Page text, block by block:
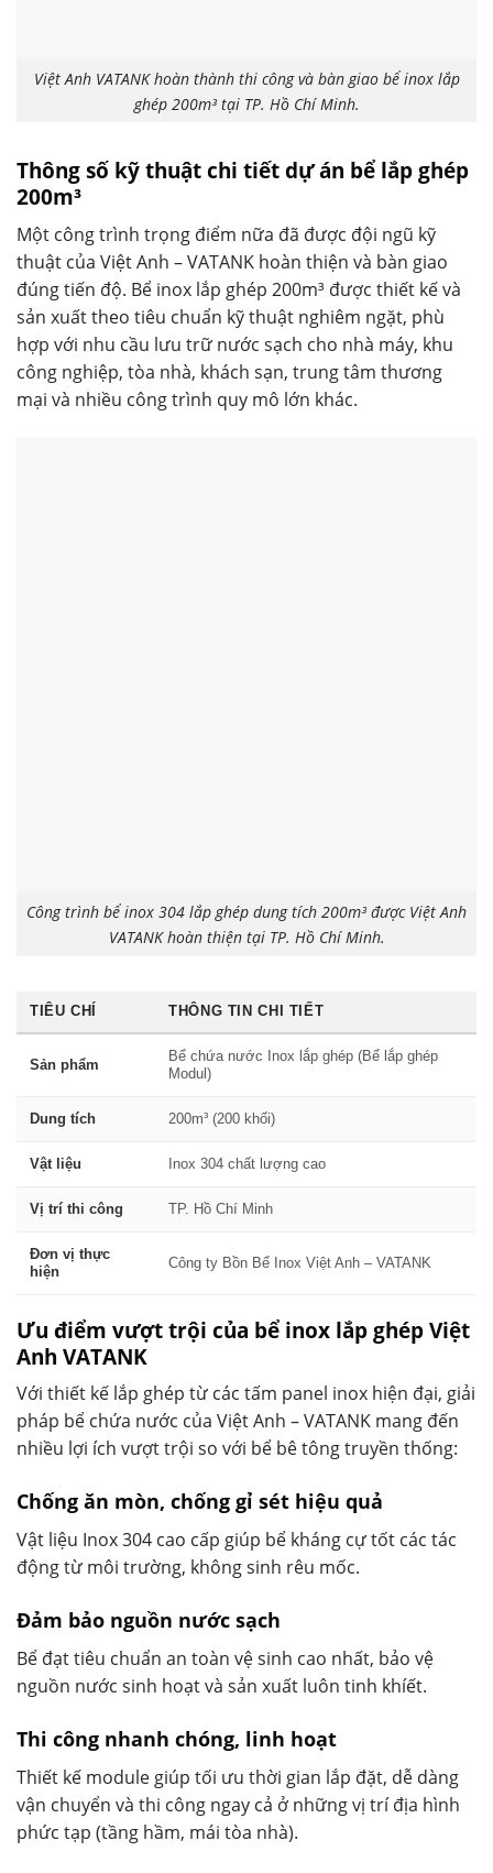
Việt Anh VATANK hoàn thành thi công và bàn giao bể inox lắp
ghép 200m³ tại TP. Hồ Chí Minh.
Thông số kỹ thuật chi tiết dự án bể lắp ghép
200m³
Một công trình trọng điểm nữa đã được đội ngũ kỹ
thuật của Việt Anh – VATANK hoàn thiện và bàn giao
đúng tiến độ. Bể inox lắp ghép 200m³ được thiết kế và
sản xuất theo tiêu chuẩn kỹ thuật nghiêm ngặt, phù
hợp với nhu cầu lưu trữ nước sạch cho nhà máy, khu
công nghiệp, tòa nhà, khách sạn, trung tâm thương
mại và nhiều công trình quy mô lớn khác.
Công trình bể inox 304 lắp ghép dung tích 200m³ được Việt Anh
VATANK hoàn thiện tại TP. Hồ Chí Minh.
TIÊU CHÍ THÔNG TIN CHI TIẾT
Sản phẩm
Bể chứa nước Inox lắp ghép (Bể lắp ghép
Modul)
Dung tích 200m³ (200 khối)
Vật liệu Inox 304 chất lượng cao
Vị trí thi công TP. Hồ Chí Minh
Đơn vị thực
hiện
Công ty Bồn Bể Inox Việt Anh – VATANK
Ưu điểm vượt trội của bể inox lắp ghép Việt
Anh VATANK
Với thiết kế lắp ghép từ các tấm panel inox hiện đại, giải
pháp bể chứa nước của Việt Anh – VATANK mang đến
nhiều lợi ích vượt trội so với bể bê tông truyền thống:
Chống ăn mòn, chống gỉ sét hiệu quả
Vật liệu Inox 304 cao cấp giúp bể kháng cự tốt các tác
động từ môi trường, không sinh rêu mốc.
Đảm bảo nguồn nước sạch
Bể đạt tiêu chuẩn an toàn vệ sinh cao nhất, bảo vệ
nguồn nước sinh hoạt và sản xuất luôn tinh khíết.
Thi công nhanh chóng, linh hoạt
Thiết kế module giúp tối ưu thời gian lắp đặt, dễ dàng
vận chuyển và thi công ngay cả ở những vị trí địa hình
phức tạp (tầng hầm, mái tòa nhà).